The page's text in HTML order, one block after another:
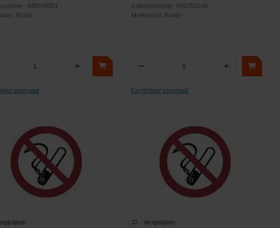
WB000001
Brady
+
voorraad
Artikelnummer:WB252048
Merknaam: Brady
− +
Controleer voorraad
Vergelijken